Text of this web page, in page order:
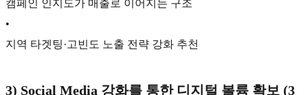
캠페인 인지도가 매출로 이어지는 구조
•
지역 타겟팅·고빈도 노출 전략 강화 추천
3) Social Media 강화를 통한 디지털 볼륨 확보 (3